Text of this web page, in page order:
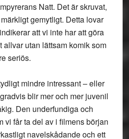
Natt. Det är skruvat,
gemytligt. Detta lovar
att vi inte har att göra
allvar utan lättsam komik som
seriös.
mindre intressant – eller
blir mer och mer juvenil
Den underfundiga och
vi får ta del av i filmens början
navelskådande och ett